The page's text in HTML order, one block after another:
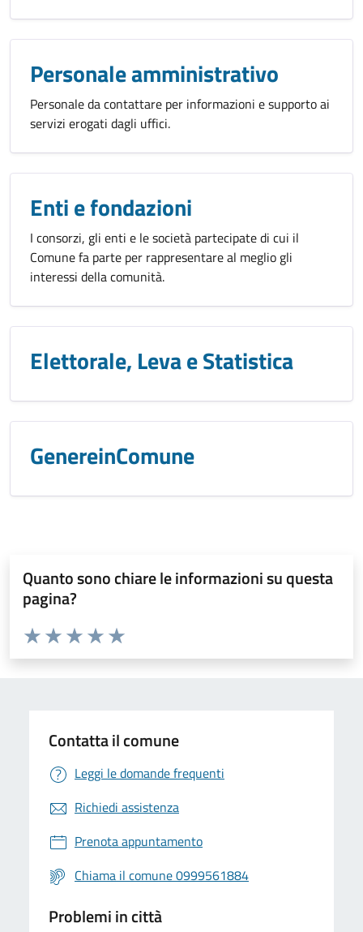
Personale amministrativo
Personale da contattare per informazioni e supporto ai
servizi erogati dagli uffici.
Enti e fondazioni
I consorzi, gli enti e le società partecipate di cui il
Comune fa parte per rappresentare al meglio gli
interessi della comunità.
Elettorale, Leva e Statistica
GenereinComune
Quanto sono chiare le informazioni su questa
pagina?
Valuta da 1 a 5 stelle la pagina
Valuta 5 stelle su 5
Valuta 4 stelle su 5
Valuta 3 stelle su 5
Valuta 2 stelle su 5
Valuta 1 stelle su 5
Contatta il comune
Leggi le domande frequenti
Richiedi assistenza
Prenota appuntamento
Chiama il comune 0999561884
Problemi in città